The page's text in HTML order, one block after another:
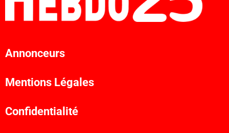
Annonceurs
Mentions Légales
Confidentialité